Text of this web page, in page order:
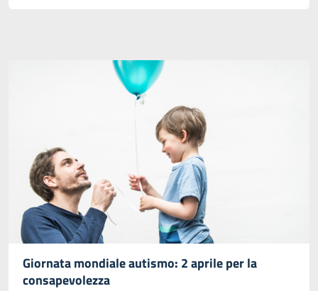
Giornata mondiale autismo: 2 aprile per la
consapevolezza